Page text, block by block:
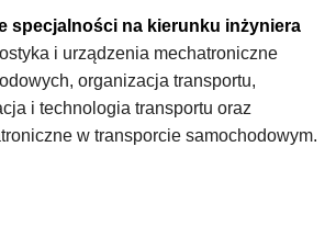
specjalności na kierunku inżyniera
i urządzenia mechatroniczne
organizacja transportu,
i technologia transportu oraz
w transporcie samochodowym.